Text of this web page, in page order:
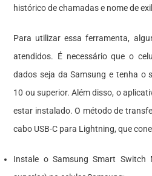
histórico de chamadas e nome de
Para utilizar essa ferramenta,
atendidos. É necessário que o
dados seja da Samsung e tenha o
10 ou superior. Além disso, o
estar instalado. O método de
cabo USB-C para Lightning, que
Instale o Samsung Smart Switch